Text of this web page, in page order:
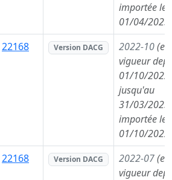
importée le
01/04/2023)
22168 Version DACG 2022-10(en
vigueur
01/10/2022,
jusqu'au
31/03/2023,
importée le
01/10/2022)
22168 Version DACG 2022-07(en
vigueur